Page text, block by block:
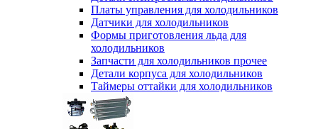
Платы управления для холодильников
Датчики для холодильников
Формы приготовления льда для
холодильников
Запчасти для холодильников прочее
Детали корпуса для холодильников
Таймеры оттайки для холодильников